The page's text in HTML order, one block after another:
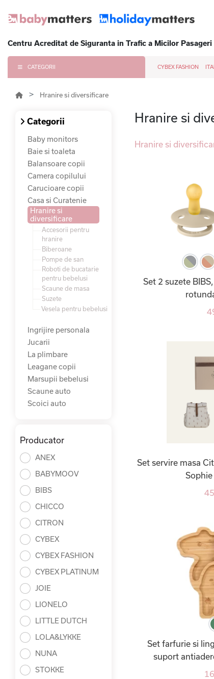
Centru Acreditat de Siguranta in Trafic a Micilor Pasageri
CATEGORII CYBEX FASHION
Hranire si diversificare
Categorii
Baby monitors
Baie si toaleta
Balansoare copii
Camera copilului
Carucioare copii
Casa si Curatenie
Hranire si
diversificare
Accesorii pentru
hranire
Biberoane
Pompe de san
Roboti de bucatarie
pentru bebelusi
Scaune de masa
Suzete
Vesela pentru bebelusi
Ingrijire personala
Jucarii
La plimbare
Leagane copii
Marsupii bebelusi
Scaune auto
Scoici auto
Producator
ANEX
BABYMOOV
BIBS
CHICCO
CITRON
CYBEX
CYBEX FASHION
CYBEX PLATINUM
JOIE
LIONELO
LITTLE DUTCH
LOLA&LYKKE
NUNA
STOKKE
Hranire si
Hranire si
Set 2 suzete
Set servire masa
Set farfurie si
suport